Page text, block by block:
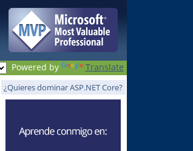
Powered by Translate
¿Quieres dominar ASP.NET Core?